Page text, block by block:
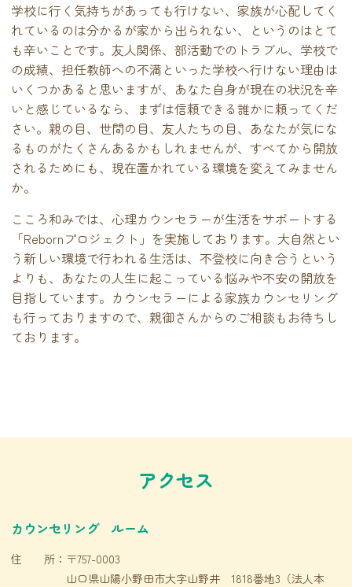
学校に行く気持ちがあっても行けない、家族が心配してく
れているのは分かるが家から出られない、というのはとて
も辛いことです。友人関係、部活動でのトラブル、学校で
の成績、担任教師への不満といった学校へ行けない理由は
いくつかあると思いますが、あなた自身が現在の状況を辛
いと感じているなら、まずは信頼できる誰かに頼ってくだ
さい。親の目、世間の目、友人たちの目、あなたが気にな
るものがたくさんあるかもしれませんが、すべてから開放
されるためにも、現在置かれている環境を変えてみません
か。
こころ和みでは、心理カウンセラーが生活をサポートする
「Rebornプロジェクト」を実施しております。大自然とい
う新しい環境で行われる生活は、不登校に向き合うという
よりも、あなたの人生に起こっている悩みや不安の開放を
目指しています。カウンセラーによる家族カウンセリング
も行っておりますので、親御さんからのご相談もお待ちし
ております。
アクセス
カウンセリング ルーム
住 所： 〒757-0003
山口県山陽小野田市大字山野井 1818番地3（法人本